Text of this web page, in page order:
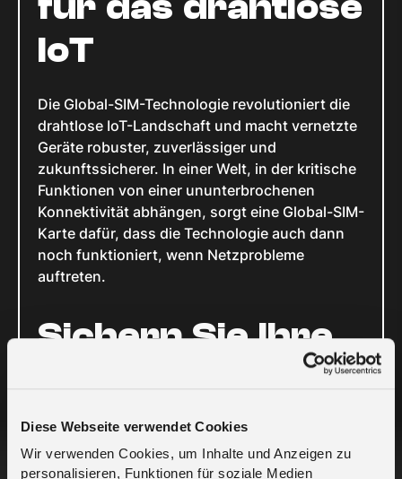
Diese Webseite verwendet Cookies
Wir verwenden Cookies, um Inhalte und Anzeigen zu
personalisieren, Funktionen für soziale Medien
IoT
Die Global-SIM-Technologie revolutioniert die
drahtlose IoT-Landschaft und macht vernetzte
Geräte robuster, zuverlässiger und
zukunftssicherer. In einer Welt, in der kritische
Funktionen von einer ununterbrochenen
Konnektivität abhängen, sorgt eine Global-SIM-
Karte dafür, dass die Technologie auch dann
noch funktioniert, wenn Netzprobleme
auftreten.
Sichern Sie Ihre
Um Ihre angeschlossenen Geräte zu schützen
und einen unterbrechungsfreien Service zu